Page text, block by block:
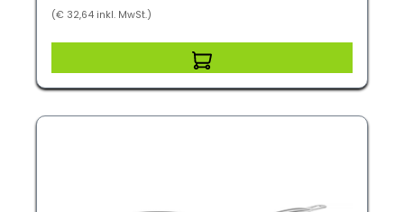
(€ 32,64 inkl. MwSt.)